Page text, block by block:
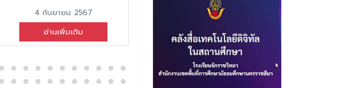
4 กันยายน 2567
อ่านเพิ่มเติม
5 มิถุนายน 2569
อ่านเพิ่มเติม